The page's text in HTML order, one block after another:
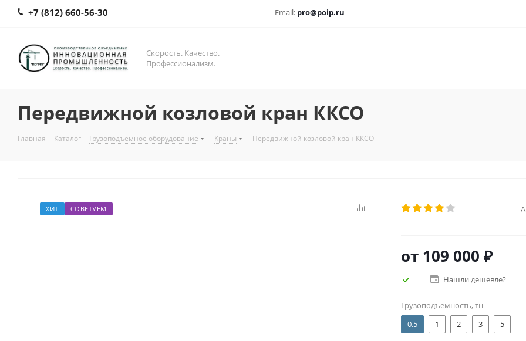
+7 (812) 660-56-30 Email: pro@poip.ru
Скорость. Качество.
Профессионализм.
Передвижной козловой кран ККСО
Главная - Каталог - Грузоподъемное оборудование - Краны - Передвижной козловой кран ККСО
ХИТ СОВЕТУЕМ
от 109 000 ₽
Нашли дешевле?
Грузоподъемность, тн
0.5
1 2 3 5